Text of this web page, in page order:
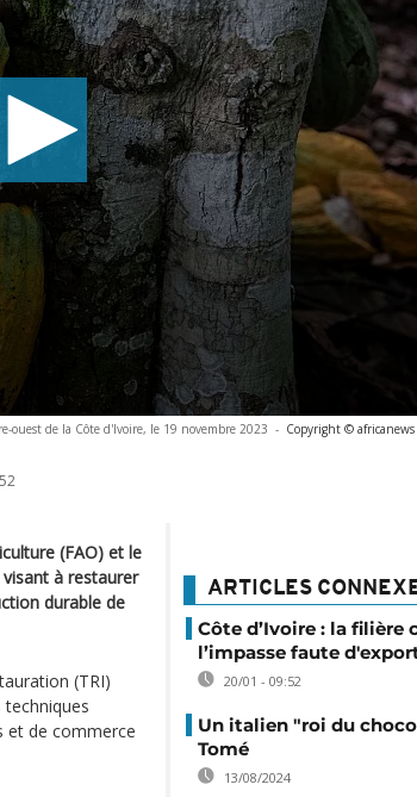
ouest de la Côte d'Ivoire, le 19 novembre 2023 - Copyright © africanews
(FAO) et le
à restaurer
durable de
(TRI)
et de commerce
ARTICLES
Côte d’Ivoire : la filière
l’impasse faute
20/01 - 09:52
Un italien "roi du
Tomé
13/08/2024